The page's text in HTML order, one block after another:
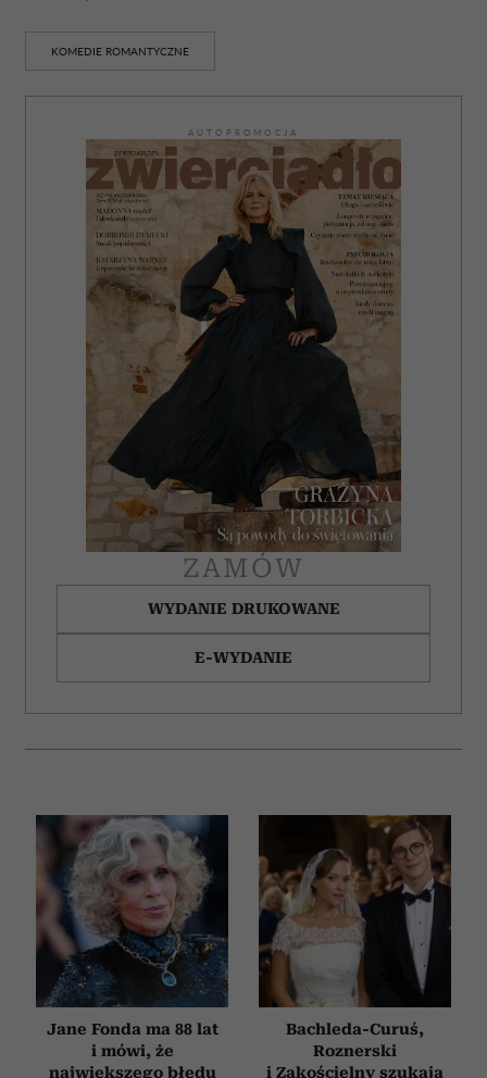
KOMEDIE ROMANTYCZNE
AUTOPROMOCJA
ZAMÓW
WYDANIE DRUKOWANE
E-WYDANIE
Jane Fonda ma 88 lat
i mówi, że
największego błędu
Bachleda-Curuś,
Roznerski
i Zakościelny szukają